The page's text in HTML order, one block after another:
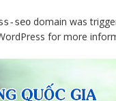
seo domain was
for more